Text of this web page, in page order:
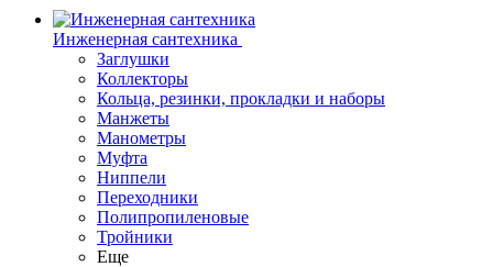
Инженерная сантехника
Заглушки
Коллекторы
Кольца, резинки, прокладки и наборы
Манжеты
Манометры
Муфта
Ниппели
Переходники
Полипропиленовые
Тройники
Еще